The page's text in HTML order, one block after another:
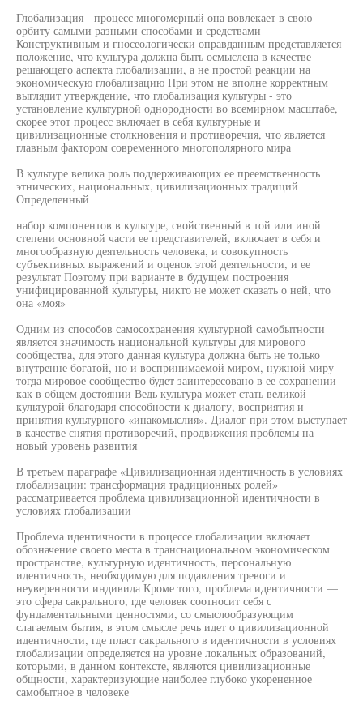
Глобализация - процесс многомерный она вовлекает в свою
орбиту самыми разными способами и средствами
Конструктивным и гносеологически оправданным представляется
положение, что культура должна быть осмыслена в качестве
решающего аспекта глобализации, а не простой реакции на
экономическую глобализацию При этом не вполне корректным
выглядит утверждение, что глобализация культуры - это
установление культурной однородности во всемирном масштабе,
скорее этот процесс включает в себя культурные и
цивилизационные столкновения и противоречия, что является
главным фактором современного многополярного мира
В культуре велика роль поддерживающих ее преемственность
этнических, национальных, цивилизационных традиций
Определенный
набор компонентов в культуре, свойственный в той или иной
степени основной части ее представителей, включает в себя и
многообразную деятельность человека, и совокупность
субъективных выражений и оценок этой деятельности, и ее
результат Поэтому при варианте в будущем построения
унифицированной культуры, никто не может сказать о ней, что
она «моя»
Одним из способов самосохранения культурной самобытности
является значимость национальной культуры для мирового
сообщества, для этого данная культура должна быть не только
внутренне богатой, но и воспринимаемой миром, нужной миру -
тогда мировое сообщество будет заинтересовано в ее сохранении
как в общем достоянии Ведь культура может стать великой
культурой благодаря способности к диалогу, восприятия и
принятия культурного «инакомыслия». Диалог при этом выступает
в качестве снятия противоречий, продвижения проблемы на
новый уровень развития
В третьем параграфе «Цивилизационная идентичность в условиях
глобализации: трансформация традиционных ролей»
рассматривается проблема цивилизационной идентичности в
условиях глобализации
Проблема идентичности в процессе глобализации включает
обозначение своего места в транснациональном экономическом
пространстве, культурную идентичность, персональную
идентичность, необходимую для подавления тревоги и
неуверенности индивида Кроме того, проблема идентичности —
это сфера сакрального, где человек соотносит себя с
фундаментальными ценностями, со смыслообразующим
слагаемым бытия, в этом смысле речь идет о цивилизационной
идентичности, где пласт сакрального в идентичности в условиях
глобализации определяется на уровне локальных образований,
которыми, в данном контексте, являются цивилизационные
общности, характеризующие наиболее глубоко укорененное
самобытное в человеке